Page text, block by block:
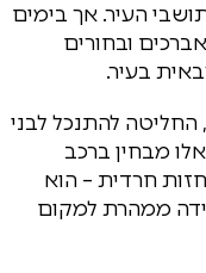
העיר. אך בימים
ובחורים
בעיר.
להתנכל לבני
מבחין ברכב
חרדית – הוא
ממהרת למקום